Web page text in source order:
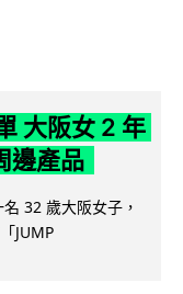
大阪女 2 年
邊產品
32 歲大阪女子，
JUMP